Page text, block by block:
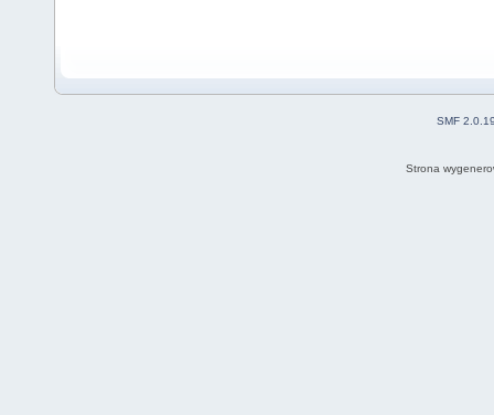
SMF
Strona